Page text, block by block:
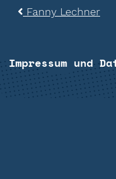
Fanny Lechner
Impressum und